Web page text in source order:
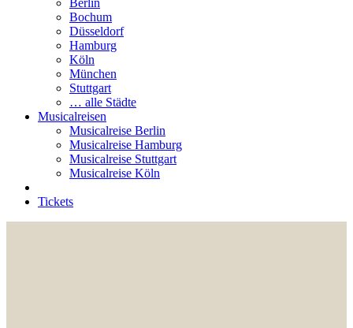
Berlin
Bochum
Düsseldorf
Hamburg
Köln
München
Stuttgart
… alle Städte
Musicalreisen
Musicalreise Berlin
Musicalreise Hamburg
Musicalreise Stuttgart
Musicalreise Köln
Tickets